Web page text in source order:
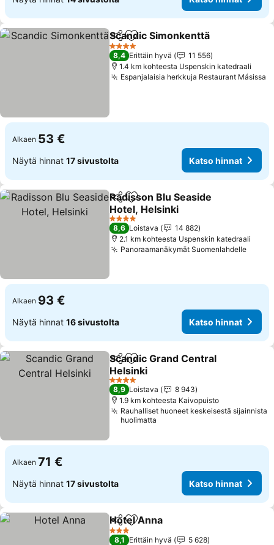
Jaa Lisää suosikkeihin
Scandic Simonkenttä
4 Tähtiluokitus
8,4 Erittäin hyvä
11 556
1.4 km kohteesta Uspenskin katedraali
Espanjalaisia herkkuja Restaurant Másissa
Alkaen 53 €
Näytä hinnat 17 sivustolta Katso hinnat
Jaa Lisää suosikkeihin
Radisson Blu Seaside
Hotel, Helsinki
4 Tähtiluokitus
8,6 Loistava
14 882
2.1 km kohteesta Uspenskin katedraali
Panoraamanäkymät Suomenlahdelle
Alkaen 93 €
Näytä hinnat 16 sivustolta Katso hinnat
Jaa Lisää suosikkeihin
Scandic Grand Central
Helsinki
4 Tähtiluokitus
8,9 Loistava
8 943
1.9 km kohteesta Kaivopuisto
Rauhalliset huoneet keskeisestä sijainnista
huolimatta
Alkaen 71 €
Näytä hinnat 17 sivustolta Katso hinnat
Jaa Lisää suosikkeihin
Hotel Anna
3 Tähtiluokitus
8,1 Erittäin hyvä
5 628